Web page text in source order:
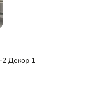
Декор 1